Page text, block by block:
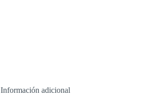
Información adicional